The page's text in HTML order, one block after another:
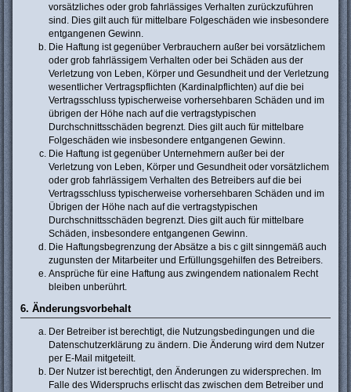
vorsätzliches oder grob fahrlässiges Verhalten zurückzuführen
sind. Dies gilt auch für mittelbare Folgeschäden wie insbesondere
entgangenen Gewinn.
Die Haftung ist gegenüber Verbrauchern außer bei vorsätzlichem
oder grob fahrlässigem Verhalten oder bei Schäden aus der
Verletzung von Leben, Körper und Gesundheit und der Verletzung
wesentlicher Vertragspflichten (Kardinalpflichten) auf die bei
Vertragsschluss typischerweise vorhersehbaren Schäden und im
übrigen der Höhe nach auf die vertragstypischen
Durchschnittsschäden begrenzt. Dies gilt auch für mittelbare
Folgeschäden wie insbesondere entgangenen Gewinn.
Die Haftung ist gegenüber Unternehmern außer bei der
Verletzung von Leben, Körper und Gesundheit oder vorsätzlichem
oder grob fahrlässigem Verhalten des Betreibers auf die bei
Vertragsschluss typischerweise vorhersehbaren Schäden und im
Übrigen der Höhe nach auf die vertragstypischen
Durchschnittsschäden begrenzt. Dies gilt auch für mittelbare
Schäden, insbesondere entgangenen Gewinn.
Die Haftungsbegrenzung der Absätze a bis c gilt sinngemäß auch
zugunsten der Mitarbeiter und Erfüllungsgehilfen des Betreibers.
Ansprüche für eine Haftung aus zwingendem nationalem Recht
bleiben unberührt.
6. Änderungsvorbehalt
Der Betreiber ist berechtigt, die Nutzungsbedingungen und die
Datenschutzerklärung zu ändern. Die Änderung wird dem Nutzer
per E-Mail mitgeteilt.
Der Nutzer ist berechtigt, den Änderungen zu widersprechen. Im
Falle des Widerspruchs erlischt das zwischen dem Betreiber und